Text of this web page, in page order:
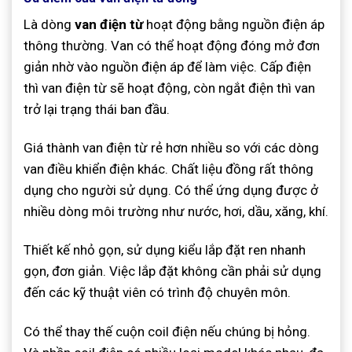
Là dòng van điện từhoạt động bằng nguồn điện áp
thông thường. Van có thể hoạt động đóng mở đơn
giản nhờ vào nguồn điện áp để làm việc. Cấp điện
thì van điện từ sẽ hoạt động, còn ngắt điện thì van
trở lại trạng thái ban đầu.
Giá thành van điện từ rẻ hơn nhiều so với các dòng
van điều khiển điện khác. Chất liệu đồng rất thông
dụng cho người sử dụng. Có thể ứng dụng được ở
nhiều dòng môi trường như nước, hơi, dầu, xăng, khí.
Thiết kế nhỏ gọn, sử dụng kiểu lắp đặt ren nhanh
gọn, đơn giản. Việc lắp đặt không cần phải sử dụng
đến các kỹ thuật viên có trình độ chuyên môn.
Có thể thay thế cuộn coil điện nếu chúng bị hỏng.